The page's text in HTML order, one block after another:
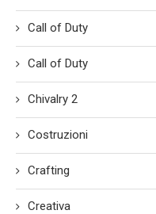
Call of Duty
Call of Duty
Chivalry 2
Costruzioni
Crafting
Creativa